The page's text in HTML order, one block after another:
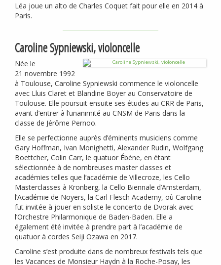
Léa joue un alto de Charles Coquet fait pour elle en 2014 à
Paris.
Caroline Sypniewski, violoncelle
Née le
21 novembre 1992
à Toulouse, Caroline Sypniewski commence le violoncelle
avec Lluis Claret et Blandine Boyer au Conservatoire de
Toulouse. Elle poursuit ensuite ses études au CRR de Paris,
avant d’entrer à l’unanimité au CNSM de Paris dans la
classe de Jérôme Pernoo.
Elle se perfectionne auprès d’éminents musiciens comme
Gary Hoffman, Ivan Monighetti, Alexander Rudin, Wolfgang
Boettcher, Colin Carr, le quatuor Ébène, en étant
sélectionnée à de nombreuses master classes et
académies telles que l’académie de Villecroze, les Cello
Masterclasses à Kronberg, la Cello Biennale d’Amsterdam,
l’Académie de Noyers, la Carl Flesch Academy, où Caroline
fut invitée à jouer en soliste le concerto de Dvorak avec
l’Orchestre Philarmonique de Baden-Baden. Elle a
également été invitée à prendre part à l’académie de
quatuor à cordes Seiji Ozawa en 2017.
Caroline s’est produite dans de nombreux festivals tels que
les Vacances de Monsieur Haydn à la Roche-Posay, les